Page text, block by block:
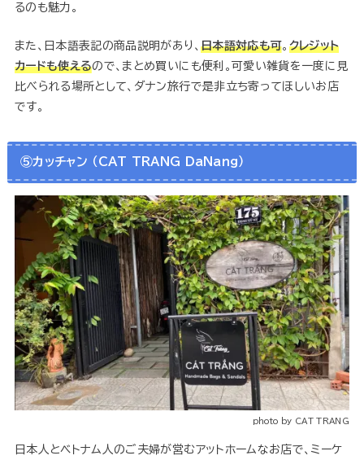
るのも魅力。
また、日本語表記の商品説明があり、 日本語対応も可。 クレジット
カードも使えるので、まとめ買いにも便利。可愛い雑貨を一度に見
比べられる場所として、ダナン旅行で是非立ち寄ってほしいお店
です。
⑤カッチャン （CAT TRANG DaNang）
photo by CAT TRANG
日本人とベトナム人のご夫婦が営むアットホームなお店で、ミーケ